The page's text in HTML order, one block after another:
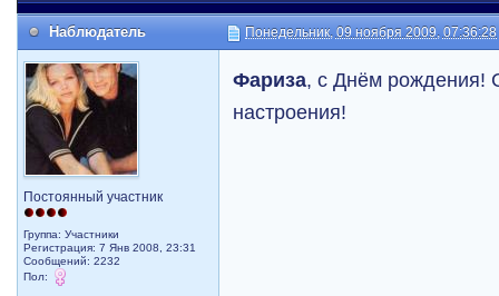
Наблюдатель Понедельник, 09 ноября 2009, 07:36:28
Постоянный участник
Группа: Участники
Регистрация: 7 Янв 2008, 23:31
Сообщений: 2232
Пол:
Фариза, с Днём рождения!
настроения!